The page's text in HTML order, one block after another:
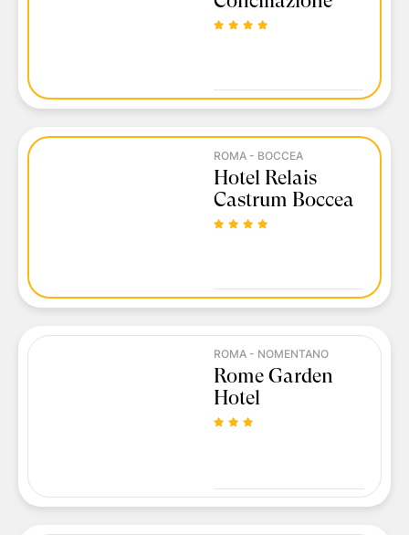
ROMA - BOCCEA
Hotel Relais
Castrum Boccea
ROMA - NOMENTANO
Rome Garden
Hotel